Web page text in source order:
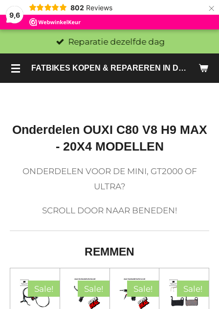
9,6
802 Reviews ×
FATBIKES KOPEN & REPAREREN IN DEN HAAG EN ZOETERMEER - SACHE BIKES
Reparatie dezelfde dag
Onderdelen OUXI C80 V8 H9 MAX
- 20X4 MODELLEN
ONDERDELEN VOOR DE MINI, GT2000 OF
ULTRA?
SCROLL DOOR NAAR BENEDEN!
REMMEN
Sale! Sale! Sale! Sale!